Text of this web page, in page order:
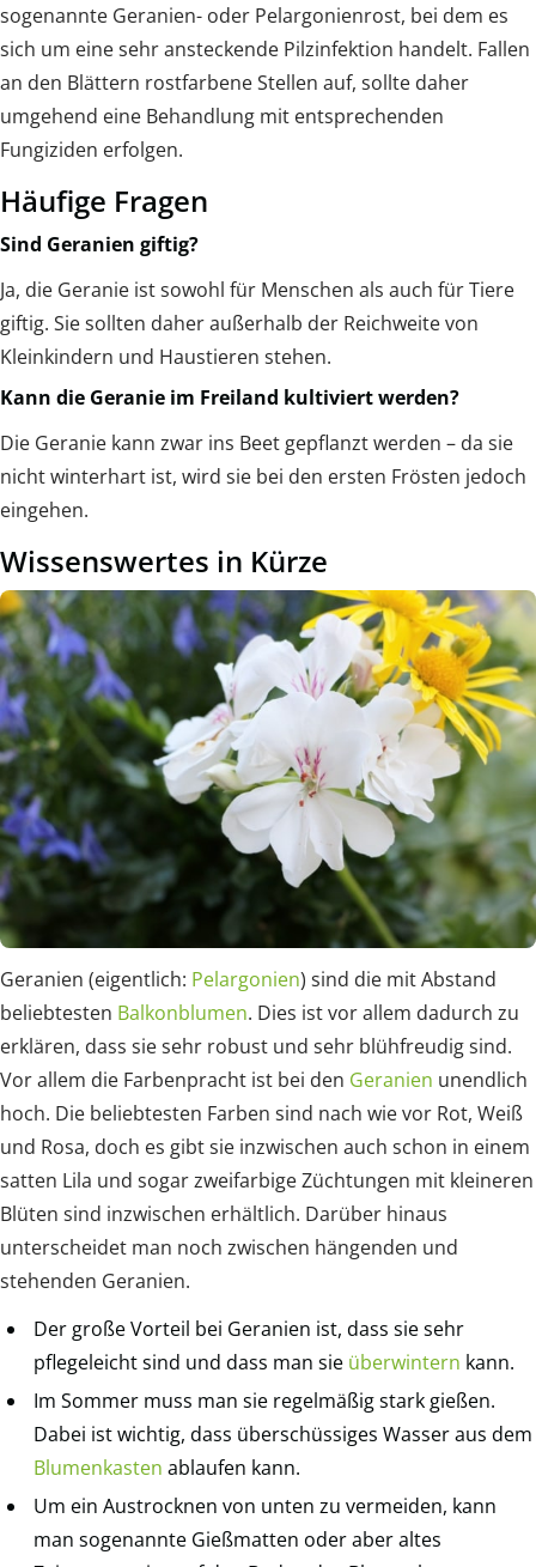
sogenannte Geranien- oder Pelargonienrost, bei dem es
sich um eine sehr ansteckende Pilzinfektion handelt. Fallen
an den Blättern rostfarbene Stellen auf, sollte daher
umgehend eine Behandlung mit entsprechenden
Fungiziden erfolgen.
Häufige Fragen
Sind Geranien giftig?
Ja, die Geranie ist sowohl für Menschen als auch für Tiere
giftig. Sie sollten daher außerhalb der Reichweite von
Kleinkindern und Haustieren stehen.
Kann die Geranie im Freiland kultiviert werden?
Die Geranie kann zwar ins Beet gepflanzt werden – da sie
nicht winterhart ist, wird sie bei den ersten Frösten jedoch
eingehen.
Wissenswertes in Kürze
Geranien (eigentlich: Pelargonien) sind die mit Abstand
beliebtesten Balkonblumen. Dies ist vor allem dadurch zu
erklären, dass sie sehr robust und sehr blühfreudig sind.
Vor allem die Farbenpracht ist bei den Geranien unendlich
hoch. Die beliebtesten Farben sind nach wie vor Rot, Weiß
und Rosa, doch es gibt sie inzwischen auch schon in einem
satten Lila und sogar zweifarbige Züchtungen mit kleineren
Blüten sind inzwischen erhältlich. Darüber hinaus
unterscheidet man noch zwischen hängenden und
stehenden Geranien.
Der große Vorteil bei Geranien ist, dass sie sehr
pflegeleicht sind und dass man sie überwintern kann.
Im Sommer muss man sie regelmäßig stark gießen.
Dabei ist wichtig, dass überschüssiges Wasser aus dem
Blumenkasten ablaufen kann.
Um ein Austrocknen von unten zu vermeiden, kann
man sogenannte Gießmatten oder aber altes